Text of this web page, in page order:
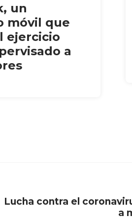
un
móvil que
ejercicio
a
Lucha contra el
a